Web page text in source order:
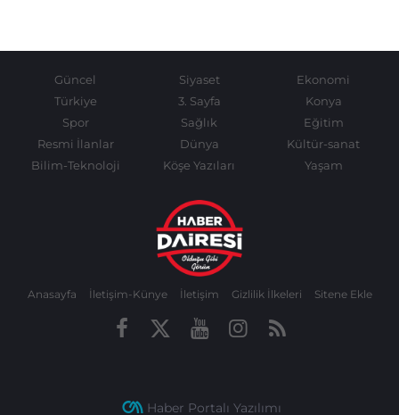
Güncel Siyaset
Ekonomi
Türkiye
3. Sayfa
Konya
Spor
Sağlık
Eğitim
Resmi İlanlar
Dünya
Kültür-sanat
Bilim-Teknoloji
Köşe Yazıları Yaşam
Anasayfa İletişim-Künye İletişim Gizlilik İlkeleri Sitene Ekle
Haber Portalı Yazılımı